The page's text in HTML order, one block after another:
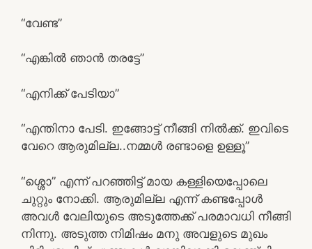
“വേണ്ട”
“എങ്കില്‍ ഞാന്‍ തരട്ടേ”
“എനിക്ക് പേടിയാ”
“എന്തിനാ പേടി. ഇങ്ങോട്ട് നീങ്ങി നില്‍ക്ക്. ഇവിടെ
വേറെ ആരുമില്ല..നമ്മള്‍ രണ്ടാളെ ഉള്ളൂ”
“ശ്ശൊ” എന്ന് പറഞ്ഞിട്ട് മായ കള്ളിയെപ്പോലെ
ചുറ്റും നോക്കി. ആരുമില്ല എന്ന് കണ്ടപ്പോള്‍
അവള്‍ വേലിയുടെ അടുത്തേക്ക് പരമാവധി നീങ്ങി
നിന്നു. അടുത്ത നിമിഷം മനു അവളുടെ മുഖം